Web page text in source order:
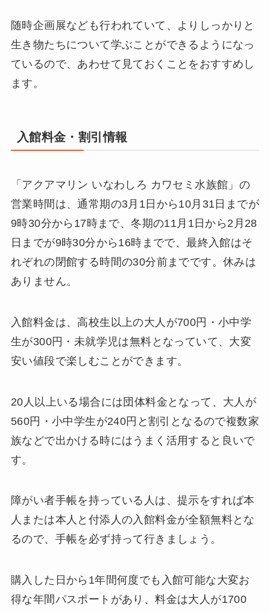
随時企画展なども行われていて、よりしっかりと
生き物たちについて学ぶことができるようになっ
ているので、あわせて見ておくことをおすすめし
ます。
入館料金・割引情報
「アクアマリン いなわしろ カワセミ水族館」の
営業時間は、通常期の3月1日から10月31日までが
9時30分から17時まで、冬期の11月1日から2月28
日までが9時30分から16時までで、最終入館はそ
れぞれの閉館する時間の30分前までです。休みは
ありません。
入館料金は、高校生以上の大人が700円・小中学
生が300円・未就学児は無料となっていて、大変
安い値段で楽しむことができます。
20人以上いる場合には団体料金となって、大人が
560円・小中学生が240円と割引となるので複数家
族などで出かける時にはうまく活用すると良いで
す。
障がい者手帳を持っている人は、提示をすれば本
人または本人と付添人の入館料金が全額無料とな
るので、手帳を必ず持って行きましょう。
購入した日から1年間何度でも入館可能な大変お
得な年間パスポートがあり、料金は大人が1700